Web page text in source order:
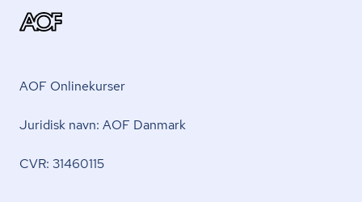
AOF Onlinekurser
Juridisk navn: AOF Danmark
CVR: 31460115